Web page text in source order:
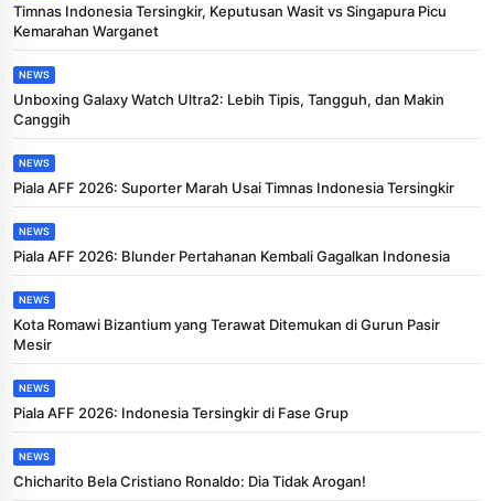
Timnas Indonesia Tersingkir, Keputusan Wasit vs Singapura Picu
Kemarahan Warganet
NEWS
Unboxing Galaxy Watch Ultra2: Lebih Tipis, Tangguh, dan Makin
Canggih
NEWS
Piala AFF 2026: Suporter Marah Usai Timnas Indonesia Tersingkir
NEWS
Piala AFF 2026: Blunder Pertahanan Kembali Gagalkan Indonesia
NEWS
Kota Romawi Bizantium yang Terawat Ditemukan di Gurun Pasir
Mesir
NEWS
Piala AFF 2026: Indonesia Tersingkir di Fase Grup
NEWS
Chicharito Bela Cristiano Ronaldo: Dia Tidak Arogan!